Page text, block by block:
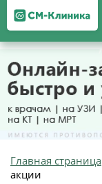
Главная страница
акции